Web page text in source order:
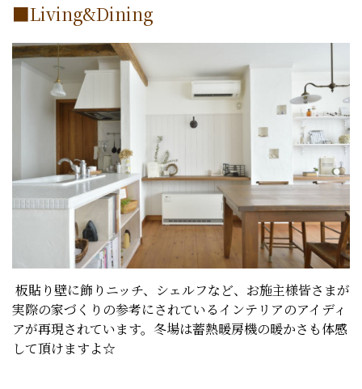
■Living&Dining
板貼り壁に飾りニッチ、シェルフなど、お施主様皆さまが
実際の家づくりの参考にされているインテリアのアイディ
アが再現されています。冬場は蓄熱暖房機の暖かさも体感
して頂けますよ☆